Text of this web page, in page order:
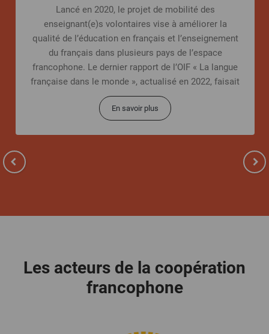
Lancé en 2020, le projet de mobilité des
enseignant(e)s volontaires vise à améliorer la
qualité de l’éducation en français et l’enseignement
du français dans plusieurs pays de l’espace
francophone. Le dernier rapport de l’OIF « La langue
française dans le monde », actualisé en 2022, faisait
état
En savoir plus
Les acteurs de la coopération
francophone